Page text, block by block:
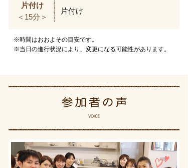
片付け
＜15分＞
片付け
※時間はおおよその目安です。
※当日の進行状況により、変更になる可能性があります。